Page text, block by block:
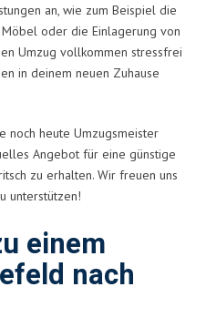
an, wie zum Beispiel die
oder die Einlagerung von
Umzug vollkommen stressfrei
in deinem neuen Zuhause
noch heute Umzugsmeister
Angebot für eine günstige
zu erhalten. Wir freuen uns
unterstützen!
einem
nach